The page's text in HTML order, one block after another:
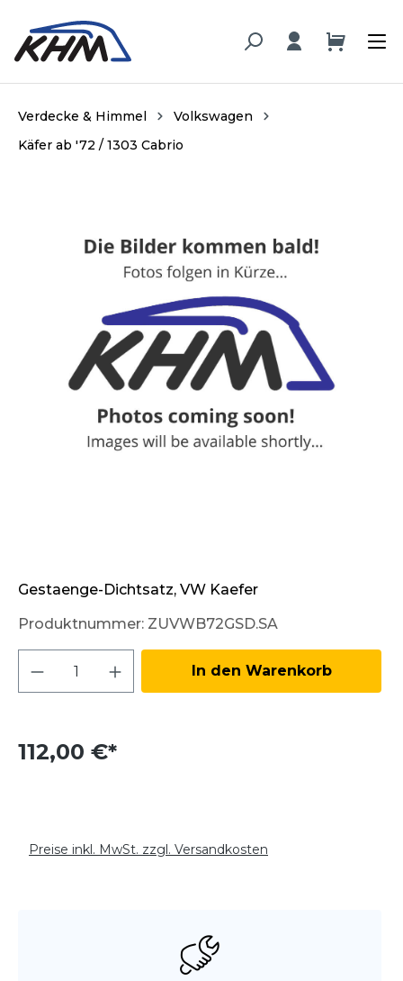
springen
Verdecke & Himmel
Volkswagen
Käfer ab '72 / 1303 Cabrio
Gestaenge-Dichtsatz, VW Kaefer
Produktnummer: ZUVWB72GSD.SA
Produkt Anzahl: Gib den
In den Warenkorb
112,00 €*
Preise inkl. MwSt. zzgl. Versandkosten